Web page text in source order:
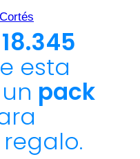
esta
pack